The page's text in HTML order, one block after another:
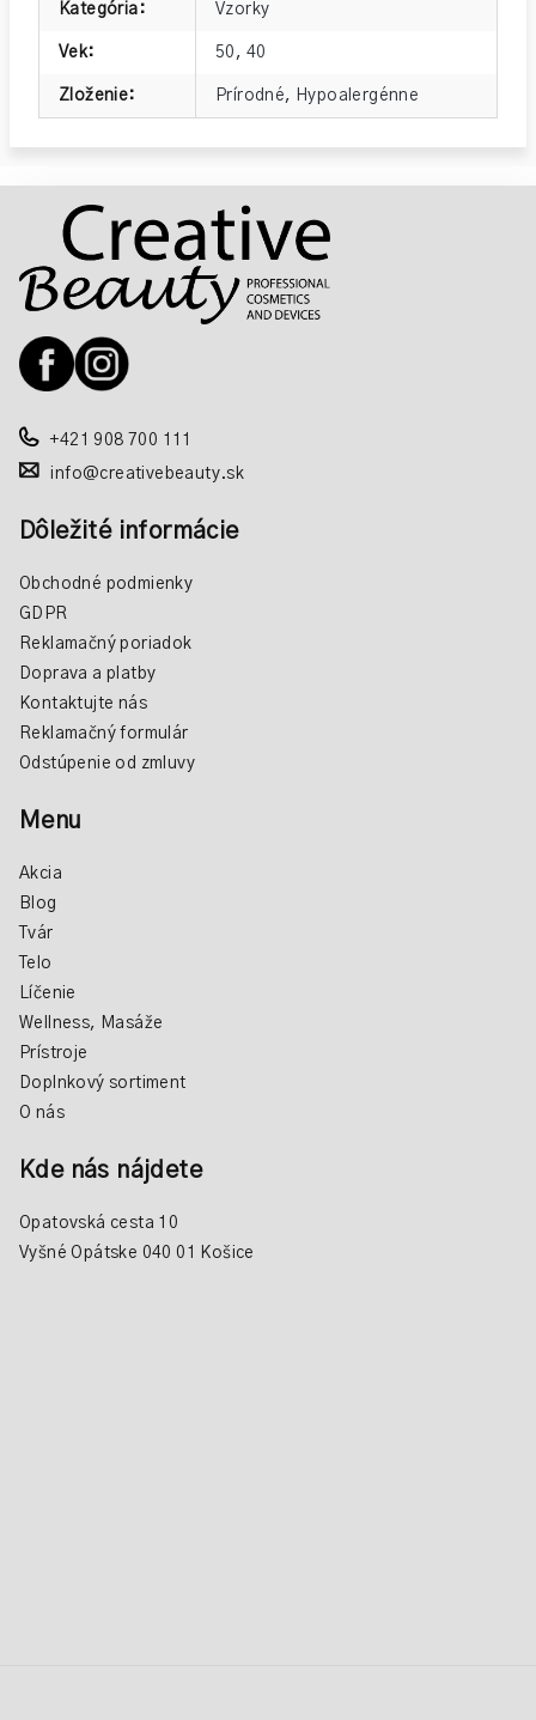
Kategória : Vzorky
Vek: 50 , 40
Zloženie: Prírodné, Hypoalergénne
+421 908 700 111
info@creativebeauty.sk
Dôležité informácie
Obchodné podmienky
GDPR
Reklamačný poriadok
Doprava a platby
Kontaktujte nás
Reklamačný formulár
Odstúpenie od zmluvy
Menu
Akcia
Blog
Tvár
Telo
Líčenie
Wellness, Masáže
Prístroje
Doplnkový sortiment
O nás
Kde nás nájdete
Opatovská cesta 10
Vyšné Opátske 040 01 Košice